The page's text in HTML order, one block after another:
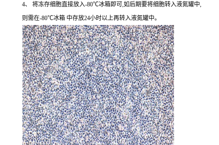
4、 将冻存细胞直接放入-80℃冰箱即可,如后期要将细胞转入液氮罐中,
则需在-80℃冰箱 中存放24小时以上再转入液氮罐中。